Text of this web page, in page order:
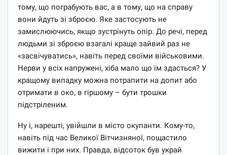
тому, що пограбують вас, а в тому, що на справу
вони йдуть зі зброєю. Яке застосують не
замислюючись, якщо зустрінуть опір. До речі, перед
людьми зі зброєю взагалі краще зайвий раз не
«засвічуватись», навіть перед своїми військовими.
Нерви у всіх напружені, хіба мало що їм здасться? У
кращому випадку можна потрапити на допит або
отримати в око, в гіршому – бути трошки
підстріленим.
Ну і, нарешті, увійшли в місто окупанти. Кому-то,
навіть під час Великої Вітчизняної, пощастило
вижити і при них. Правда, відсоток був украй